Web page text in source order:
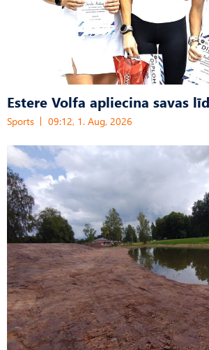
Estere Volfa apliecina savas
Sports 09:12, 1. Aug, 2026